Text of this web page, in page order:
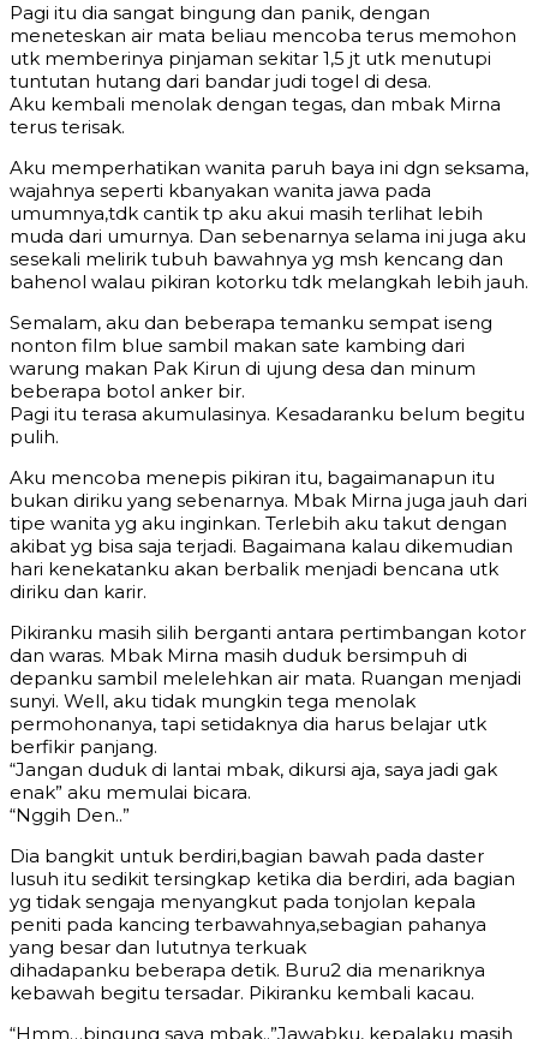
Pagi itu dia sangat bingung dan panik, dengan
meneteskan air mata beliau mencoba terus memohon
utk memberinya pinjaman sekitar 1,5 jt utk menutupi
tuntutan hutang dari bandar judi togel di desa.
Aku kembali menolak dengan tegas, dan mbak Mirna
terus terisak.
Aku memperhatikan wanita paruh baya ini dgn seksama,
wajahnya seperti kbanyakan wanita jawa pada
umumnya,tdk cantik tp aku akui masih terlihat lebih
muda dari umurnya. Dan sebenarnya selama ini juga aku
sesekali melirik tubuh bawahnya yg msh kencang dan
bahenol walau pikiran kotorku tdk melangkah lebih jauh.
Semalam, aku dan beberapa temanku sempat iseng
nonton film blue sambil makan sate kambing dari
warung makan Pak Kirun di ujung desa dan minum
beberapa botol anker bir.
Pagi itu terasa akumulasinya. Kesadaranku belum begitu
pulih.
Aku mencoba menepis pikiran itu, bagaimanapun itu
bukan diriku yang sebenarnya. Mbak Mirna juga jauh dari
tipe wanita yg aku inginkan. Terlebih aku takut dengan
akibat yg bisa saja terjadi. Bagaimana kalau dikemudian
hari kenekatanku akan berbalik menjadi bencana utk
diriku dan karir.
Pikiranku masih silih berganti antara pertimbangan kotor
dan waras. Mbak Mirna masih duduk bersimpuh di
depanku sambil melelehkan air mata. Ruangan menjadi
sunyi. Well, aku tidak mungkin tega menolak
permohonanya, tapi setidaknya dia harus belajar utk
berfikir panjang.
“Jangan duduk di lantai mbak, dikursi aja, saya jadi gak
enak” aku memulai bicara.
“Nggih Den..”
Dia bangkit untuk berdiri,bagian bawah pada daster
lusuh itu sedikit tersingkap ketika dia berdiri, ada bagian
yg tidak sengaja menyangkut pada tonjolan kepala
peniti pada kancing terbawahnya,sebagian pahanya
yang besar dan lututnya terkuak
dihadapanku beberapa detik. Buru2 dia menariknya
kebawah begitu tersadar. Pikiranku kembali kacau.
“Hmm…bingung saya mbak..”Jawabku, kepalaku masih